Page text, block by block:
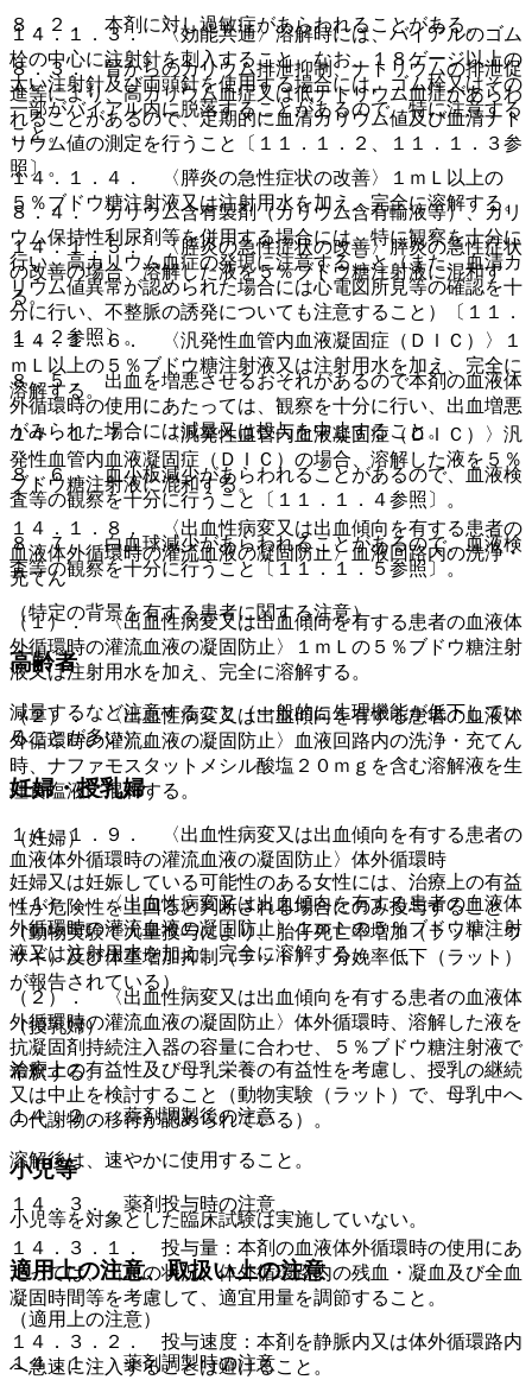
１４．１．３． 〈効能共通〉溶解時には、バイアルのゴム
栓の中心に注射針を刺入すること。なお、１８ゲージ以上の
太い注射針及び両頭針を使用する場合には、ゴム栓又はその
一部がバイアル内に脱落することがあるので、特に注意する
こと。
１４．１．４． 〈膵炎の急性症状の改善〉１ｍＬ以上の
５％ブドウ糖注射液又は注射用水を加え、完全に溶解する。
１４．１．５． 〈膵炎の急性症状の改善〉膵炎の急性症状
の改善の場合、溶解した液を５％ブドウ糖注射液に混和す
る。
１４．１．６． 〈汎発性血管内血液凝固症（ＤＩＣ）〉１
ｍＬ以上の５％ブドウ糖注射液又は注射用水を加え、完全に
溶解する。
１４．１．７． 〈汎発性血管内血液凝固症（ＤＩＣ）〉汎
発性血管内血液凝固症（ＤＩＣ）の場合、溶解した液を５％
ブドウ糖注射液に混和する。
１４．１．８． 〈出血性病変又は出血傾向を有する患者の
血液体外循環時の灌流血液の凝固防止〉血液回路内の洗浄・
充てん
（１）． 〈出血性病変又は出血傾向を有する患者の血液体
外循環時の灌流血液の凝固防止〉１ｍＬの５％ブドウ糖注射
液又は注射用水を加え、完全に溶解する。
（２）． 〈出血性病変又は出血傾向を有する患者の血液体
外循環時の灌流血液の凝固防止〉血液回路内の洗浄・充てん
時、ナファモスタットメシル酸塩２０ｍｇを含む溶解液を生
理食塩液に混和する。
１４．１．９． 〈出血性病変又は出血傾向を有する患者の
血液体外循環時の灌流血液の凝固防止〉体外循環時
（１）． 〈出血性病変又は出血傾向を有する患者の血液体
外循環時の灌流血液の凝固防止〉１ｍＬの５％ブドウ糖注射
液又は注射用水を加え、完全に溶解する。
（２）． 〈出血性病変又は出血傾向を有する患者の血液体
外循環時の灌流血液の凝固防止〉体外循環時、溶解した液を
抗凝固剤持続注入器の容量に合わせ、５％ブドウ糖注射液で
希釈する。
１４．２． 薬剤調製後の注意
溶解後は、速やかに使用すること。
１４．３． 薬剤投与時の注意
１４．３．１． 投与量：本剤の血液体外循環時の使用にあ
たっては、出血の状況、体外循環路内の残血・凝血及び全血
凝固時間等を考慮して、適宜用量を調節すること。
１４．３．２． 投与速度：本剤を静脈内又は体外循環路内
へ急速に注入することは避けること。
８．２． 本剤に対し過敏症があらわれることがある。
８．３． 腎からのカリウム排泄抑制、ナトリウムの排泄促
進等により、高カリウム血症又は低ナトリウム血症があらわ
れることがあるので、定期的に血清カリウム値及び血清ナト
リウム値の測定を行うこと〔１１．１．２、１１．１．３参
照〕。
８．４． カリウム含有製剤（カリウム含有輸液等）、カリ
ウム保持性利尿剤等を併用する場合には、特に観察を十分に
行い、高カリウム血症の発現に注意すること（また、血清カ
リウム値異常が認められた場合には心電図所見等の確認を十
分に行い、不整脈の誘発についても注意すること）〔１１．
１．２参照〕。
８．５． 出血を増悪させるおそれがあるので本剤の血液体
外循環時の使用にあたっては、観察を十分に行い、出血増悪
がみられた場合には減量又は投与を中止すること。
８．６． 血小板減少があらわれることがあるので、血液検
査等の観察を十分に行うこと〔１１．１．４参照〕。
８．７． 白血球減少があらわれることがあるので、血液検
査等の観察を十分に行うこと〔１１．１．５参照〕。
（特定の背景を有する患者に関する注意）
高齢者
減量するなど注意すること（一般的に生理機能が低下してい
ることが多い）。
妊婦・授乳婦
（妊婦）
妊婦又は妊娠している可能性のある女性には、治療上の有益
性が危険性を上回ると判断される場合にのみ投与すること
（動物実験で大量投与により、胎仔死亡率増加（ラット、ウ
サギ）及び体重増加抑制（ラット）、分娩率低下（ラット）
が報告されている）。
（授乳婦）
治療上の有益性及び母乳栄養の有益性を考慮し、授乳の継続
又は中止を検討すること（動物実験（ラット）で、母乳中へ
の代謝物の移行が認められている）。
小児等
小児等を対象とした臨床試験は実施していない。
適用上の注意、取扱い上の注意
（適用上の注意）
１４．１． 薬剤調製時の注意